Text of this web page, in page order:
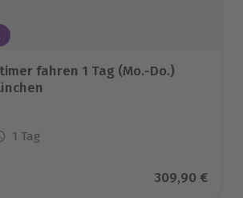
fahren 1 Tag (Mo.-Do.)
1 Tag
basierend auf 2 BewertungenAktueller
309,90 €